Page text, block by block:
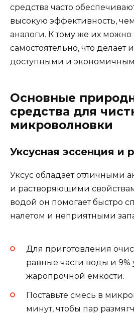
средства часто
высокую эффективность,
аналоги. К тому же их можно
самостоятельно, что делает
доступными и
Основные
средства для
микроволновки
Уксусная эссенция и
Уксус обладает отличными
и растворяющими
водой он помогает быстро
налетом и неприятными
Для приготовления
равные части воды и 9%
жаропрочной емкости.
Поставьте смесь в
минут, чтобы пар